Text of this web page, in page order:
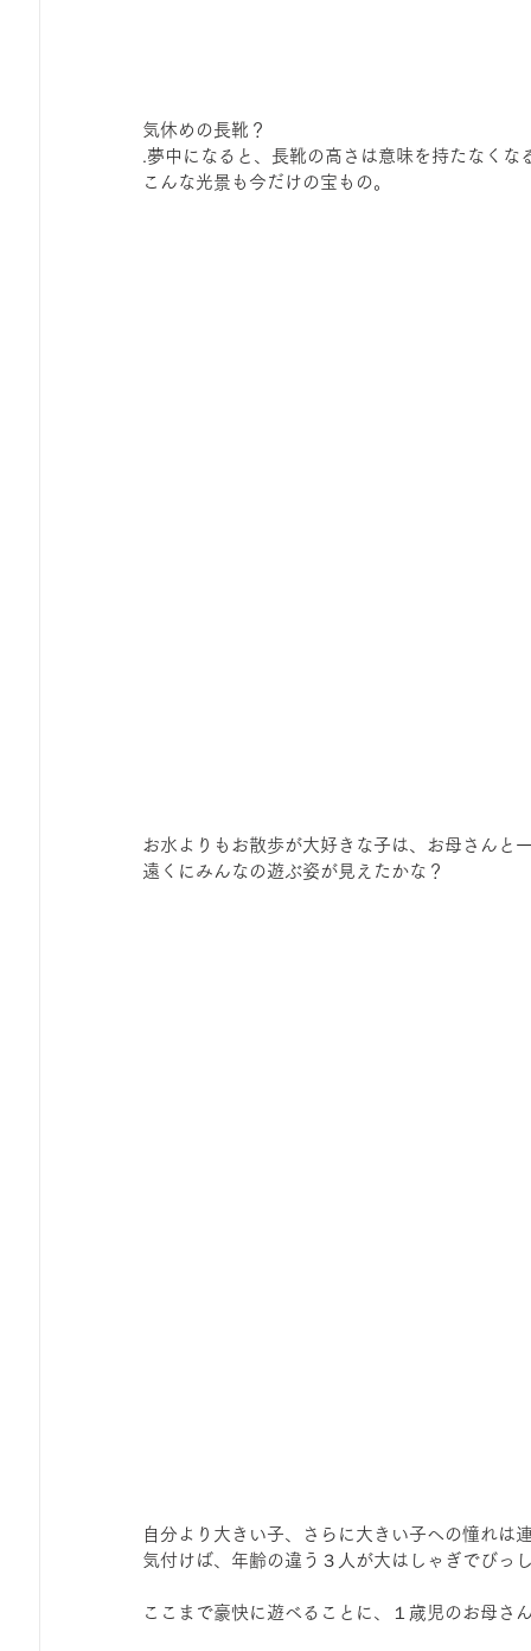
気休めの長靴？
.夢中になると、長靴の高さは意味を持たなくな
こんな光景も今だけの宝もの。
お水よりもお散歩が大好きな子は、お母さんと
遠くにみんなの遊ぶ姿が見えたかな？
自分より大きい子、さらに大きい子への憧れは
気付けば、年齢の違う３人が大はしゃぎでびっ
ここまで豪快に遊べることに、１歳児のお母さ